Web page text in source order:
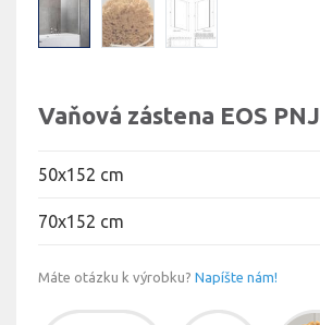
Vaňová zástena EOS PNJ
50x152 cm
70x152 cm
Máte otázku k výrobku? Napíšte nám!